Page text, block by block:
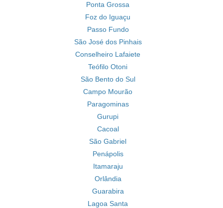
Ponta Grossa
Foz do Iguaçu
Passo Fundo
São José dos Pinhais
Conselheiro Lafaiete
Teófilo Otoni
São Bento do Sul
Campo Mourão
Paragominas
Gurupi
Cacoal
São Gabriel
Penápolis
Itamaraju
Orlândia
Guarabira
Lagoa Santa